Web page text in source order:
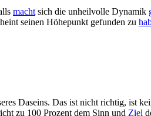
macht sich die unheilvolle Dynamik
seinen Höhepunkt gefunden zu
Daseins. Das ist nicht richtig, ist
zu 100 Prozent dem Sinn und Ziel